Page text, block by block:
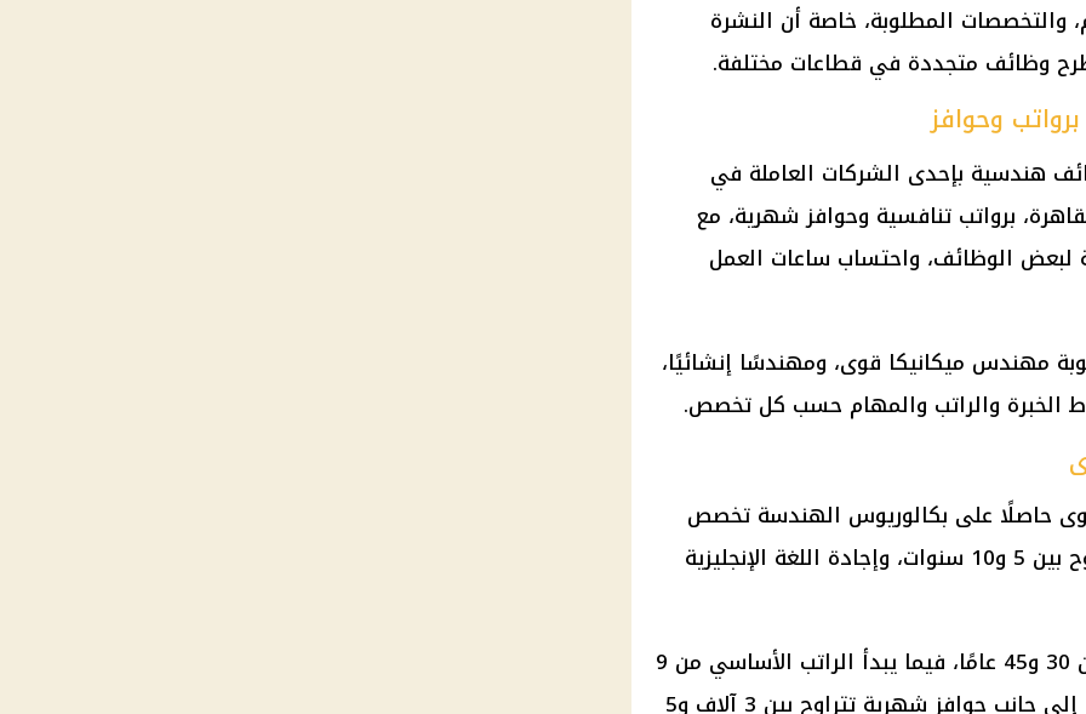
والتخصصات المطلوبة، خاصة أن النشرة
وظائف متجددة في قطاعات مختلفة.
وحوافز
هندسية بإحدى الشركات العاملة في
برواتب تنافسية وحوافز شهرية، مع
لبعض الوظائف، واحتساب ساعات العمل
مهندس ميكانيكا قوى، ومهندسًا إنشائيًا،
الخبرة والراتب والمهام حسب كل تخصص.
حاصلًا على بكالوريوس الهندسة تخصص
ميكانيكا قوى، مع خبرة عملية تتراوح بين 5 و10 سنوات، وإجادة اللغة الإنجليزية
ويشترط أن يتراوح عمر المتقدم بين 30 و45 عامًا، فيما يبدأ الراتب الأساسي من 9
آلاف جنيه ويصل إلى 15 ألف جنيه، إلى جانب حوافز شهرية تتراوح بين 3 آلاف و5